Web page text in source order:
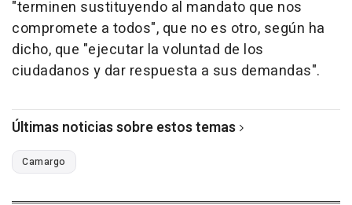
"terminen sustituyendo al mandato que nos
compromete a todos", que no es otro, según ha
dicho, que "ejecutar la voluntad de los
ciudadanos y dar respuesta a sus demandas".
Últimas noticias sobre estos temas
Camargo